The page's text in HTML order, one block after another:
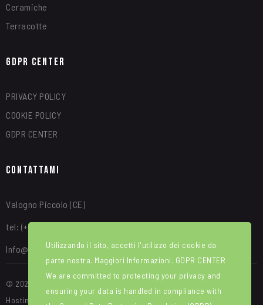
Ceramiche
Terracotte
GDPR Center
PRIVACY POLICY
COOKIE POLICY
GDPR CENTER
Contattami
Valogno Piccolo (CE)
tel: (+39) 340 8315664
Info@alfredotroise.com
© 2025 Portale Web ideato e sviluppato da WEBIRD. Manutenzione e
Hosting di Red House srl
Utilizzando il sito, accetti l'utilizzo dei cookie da
parte nostra. Maggiori Informazioni. GDPR CENTER
We are committed to protecting your privacy and
ensuring your data is handled in compliance with